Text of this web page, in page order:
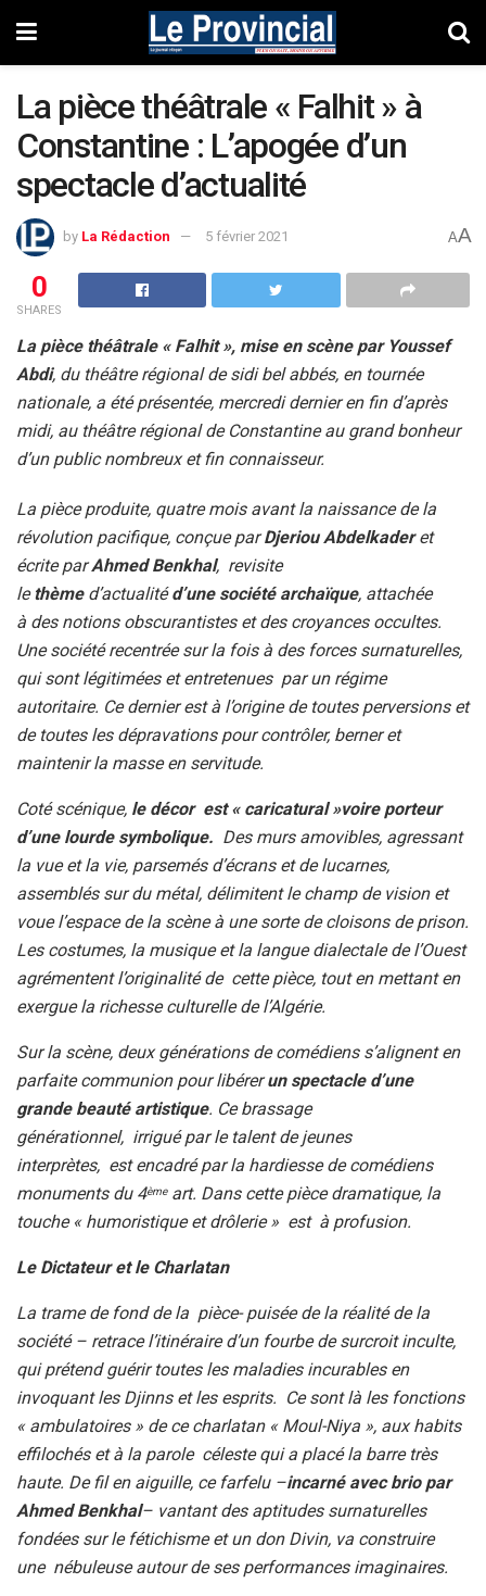
La pièce théâtrale « Falhit » à
Constantine : L’apogée d’un
spectacle d’actualité
by La Rédaction 5 février 2021 AA
0
SHARES
La pièce théâtrale « Falhit », mise en scène par Youssef
Abdi, du théâtre régional de sidi bel abbés, en tournée
nationale, a été présentée, mercredi dernier en fin d’après
midi, au théâtre régional de Constantine au grand bonheur
d’un public nombreux et fin connaisseur.
La pièce produite, quatre mois avant la naissance de la
révolution pacifique, conçue parDjeriou Abdelkaderet
écrite parAhmed Benkhal, revisite
lethème d’actualitéd’une sociétéarchaïque, attachée
à des notions obscurantistes et des croyances occultes.
Une société recentrée sur la fois à des forces surnaturelles,
qui sont légitimées et entretenues par un régime
autoritaire. Ce dernier est à l’origine de toutes perversions et
de toutes les dépravations pour contrôler, berner et
maintenir la masse en servitude.
Coté scénique, le décor est « caricatural »voire porteur
d’une lourde symbolique. Des murs amovibles, agressant
la vue et la vie, parsemés d’écrans et de lucarnes,
assemblés sur du métal, délimitent le champ de vision et
voue l’espace de la scène à une sorte de cloisons de prison.
Les costumes, la musique et la langue dialectale de l’Ouest
agrémentent l’originalité de cette pièce, tout en mettant en
exergue la richesse culturelle de l’Algérie.
Sur la scène, deux générations de comédiens s’alignent en
parfaite communion pour libérerun spectacle d’une
grande beauté artistique. Ce brassage
générationnel, irrigué par le talent de jeunes
interprètes, est encadré par la hardiesse de comédiens
monuments du 4èmeart. Dans cette pièce dramatique, la
touche « humoristique et drôlerie » est à profusion.
Le Dictateur et le Charlatan
La trame de fond de la pièce- puisée de la réalité de la
société – retrace l’itinéraire d’un fourbe de surcroit inculte,
qui prétend guérir toutes les maladies incurables en
invoquant les Djinns et les esprits. Ce sont là les fonctions
« ambulatoires » de ce charlatan « Moul-Niya », aux habits
effilochés et à la parole céleste qui a placé la barre très
haute. De fil en aiguille, ce farfelu –incarné avec brio par
Ahmed Benkhal– vantant des aptitudes surnaturelles
fondées sur le fétichisme et un don Divin, va construire
une nébuleuse autour de ses performances imaginaires.